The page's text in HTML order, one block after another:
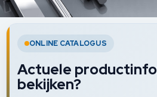
ONLINE CATALOGUS
Actuele
bekijken?